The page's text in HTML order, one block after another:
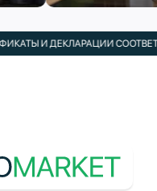
И ДЕКЛАРАЦИИ